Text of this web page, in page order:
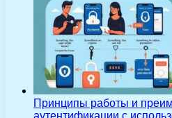
Принципы работы и